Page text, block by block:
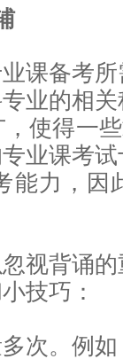
备考所
业的相
使得一
业课考
能力，因
背诵的
技巧：
。例如